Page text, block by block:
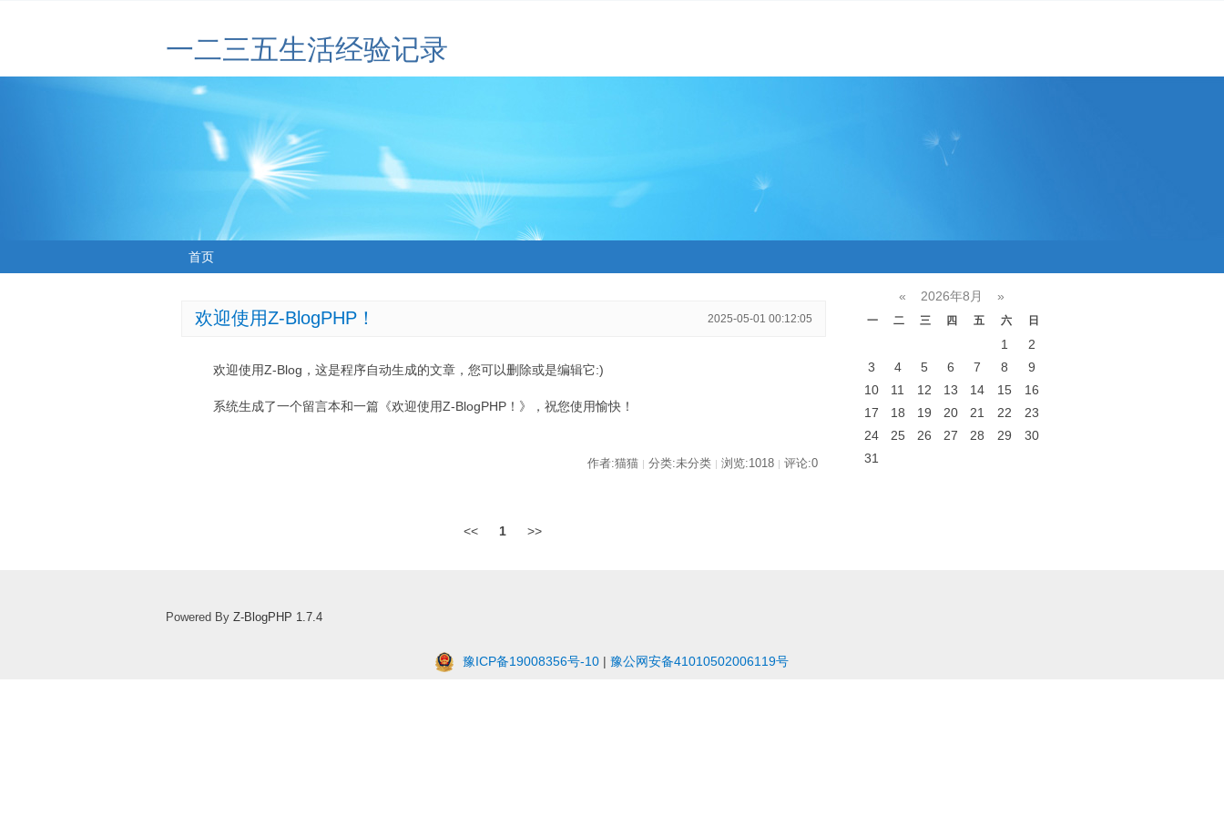
一二三五生活经验记录
首页
欢迎使用Z-BlogPHP！ 2025-05-01 00:12:05
欢迎使用Z-Blog，这是程序自动生成的文章，您可以删除或是编辑它:)
系统生成了一个留言本和一篇《欢迎使用Z-BlogPHP！》，祝您使用愉快！
作者:猫猫 | 分类:未分类 | 浏览:1018 | 评论:0
<< 1 >>
« 2026年8月 »
一 二 三 四 五 六 日
1
2
3
4 5 6 7 8
9
10
11 12 13 14 15
16
17
18 19 20 21 22
23
24
25 26 27 28 29
30
31
Powered By Z-BlogPHP 1.7.4
豫ICP备19008356号-10 | 豫公网安备41010502006119号